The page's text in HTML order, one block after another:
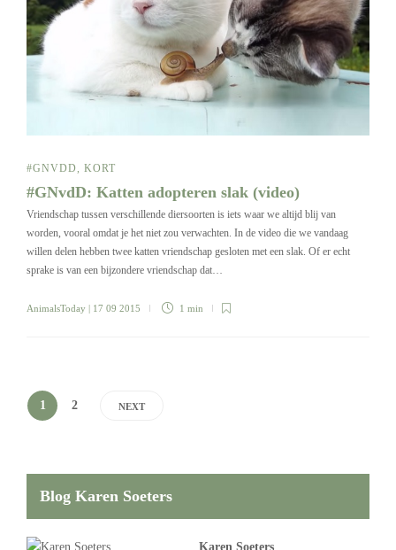
#GNVDD, KORT
#GNvdD: Katten adopteren slak (video)
Vriendschap tussen verschillende diersoorten is iets waar we altijd blij van
worden, vooral omdat je het niet zou verwachten. In de video die we vandaag
willen delen hebben twee katten vriendschap gesloten met een slak. Of er echt
sprake is van een bijzondere vriendschap dat…
AnimalsToday | 17 09 2015 1 min
1 2 NEXT
Blog Karen Soeters
Karen Soeters